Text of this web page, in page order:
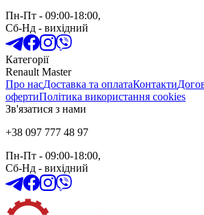
Пн-Пт - 09:00-18:00,
Сб-Нд - вихідний
Категорії
Renault Master
Про насДоставка та оплатаКонтакти
офертиПолітика використання cookies
Зв'язатися з нами
+38 097 777 48 97
Пн-Пт - 09:00-18:00,
Сб-Нд - вихідний